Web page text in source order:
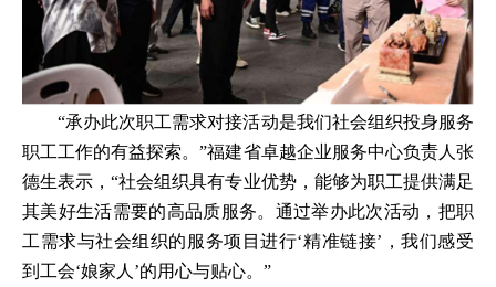
“承办此次职工需求对接活动是我们社会组织投身服务
职工工作的有益探索。”福建省卓越企业服务中心负责人张
德生表示，“社会组织具有专业优势，能够为职工提供满足
其美好生活需要的高品质服务。通过举办此次活动，把职
工需求与社会组织的服务项目进行‘精准链接’，我们感受
到工会‘娘家人’的用心与贴心。”